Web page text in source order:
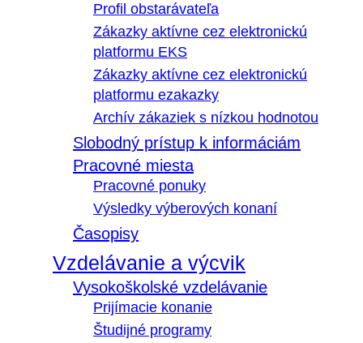
Profil obstarávateľa
Zákazky aktívne cez elektronickú
platformu EKS
Zákazky aktívne cez elektronickú
platformu ezakazky
Archív zákaziek s nízkou hodnotou
Slobodný prístup k informáciám
Pracovné miesta
Pracovné ponuky
Výsledky výberových konaní
Časopisy
Vzdelávanie a výcvik
Vysokoškolské vzdelávanie
Prijímacie konanie
Študijné programy